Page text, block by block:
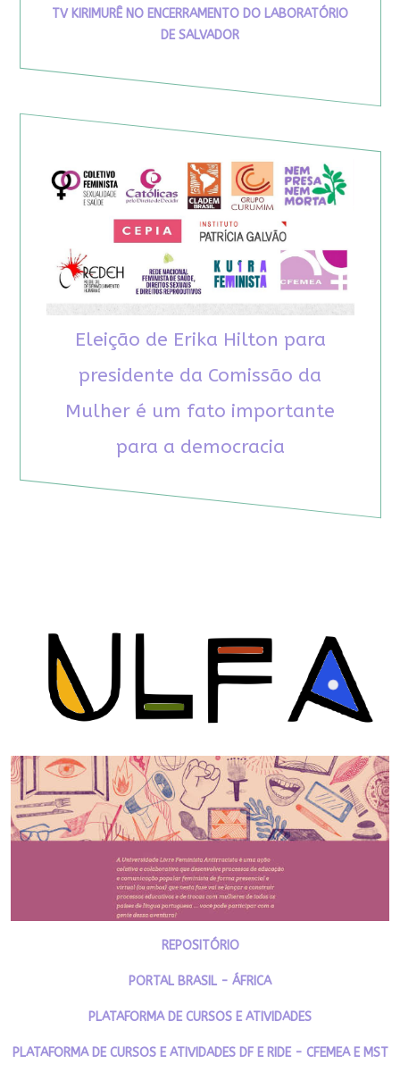
TV KIRIMURÊ NO ENCERRAMENTO DO LABORATÓRIO
DE SALVADOR
Eleição de Erika Hilton para
presidente da Comissão da
Mulher é um fato importante
para a democracia
REPOSITÓRIO
PORTAL BRASIL - ÁFRICA
PLATAFORMA DE CURSOS E ATIVIDADES
PLATAFORMA DE CURSOS E ATIVIDADES DF E RIDE - CFEMEA E MST